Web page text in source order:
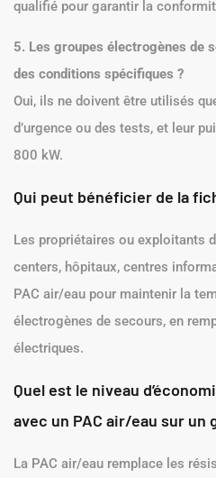
qualifié pour garantir la
5. Les groupes électrogènes de
des conditions spécifiques ?
Oui, ils ne doivent être utilisés
d’urgence ou des tests, et leur
800 kW.
Qui peut bénéficier de la
Les propriétaires ou exploitants
centers, hôpitaux, centres
PAC air/eau pour maintenir la
électrogènes de secours, en
électriques.
Quel est le niveau
avec un PAC air/eau sur un
La PAC air/eau remplace les